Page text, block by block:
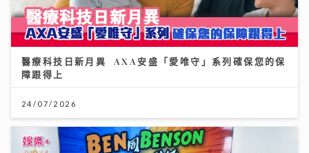
醫療科技日新月異 AXA安盛「愛唯守」系列確保您的保
障跟得上
24/07/2026